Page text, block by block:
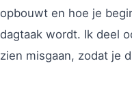
opbouwt en hoe je
dagtaak wordt. Ik deel
zien misgaan, zodat je